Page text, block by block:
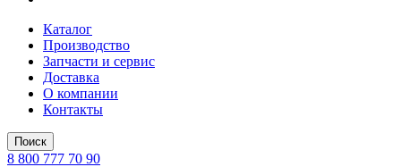
Каталог
Производство
Запчасти и сервис
Доставка
О компании
Контакты
Поиск
8 800 777 70 90